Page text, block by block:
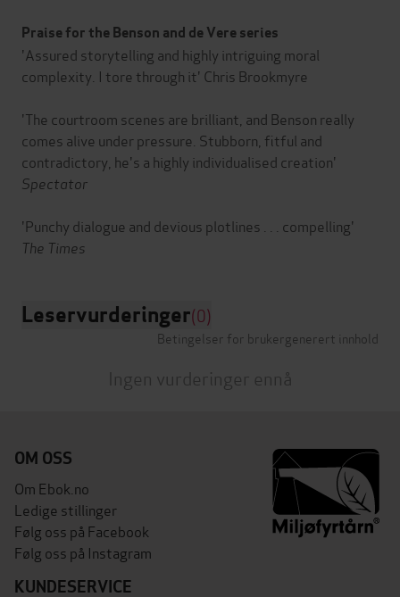
Praise for the Benson and de Vere series
'Assured storytelling and highly intriguing moral
complexity. I tore through it' Chris Brookmyre
'The courtroom scenes are brilliant, and Benson really
comes alive under pressure. Stubborn, fitful and
contradictory, he's a highly individualised creation'
Spectator
'Punchy dialogue and devious plotlines . . . compelling'
The Times
Leservurderinger(0)
Betingelser for brukergenerert innhold
Ingen vurderinger ennå
OM OSS
Om Ebok.no
Ledige stillinger
Følg oss på Facebook
Følg oss på Instagram
KUNDESERVICE